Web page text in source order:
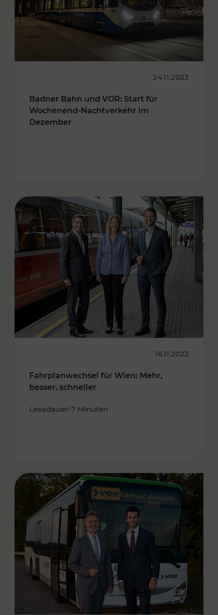
24.11.2023
Badner Bahn und VOR: Start für
Wochenend-Nachtverkehr im
Dezember
16.11.2023
Fahrplanwechsel für Wien: Mehr,
besser, schneller
Lesedauer: 7 Minuten